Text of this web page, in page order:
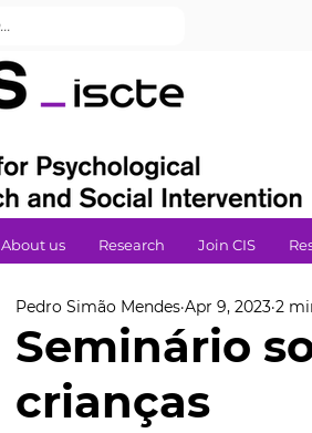
About us Research Join CIS
Seminário
crianças
Pedro Simão Mendes Apr 9, 2023 2